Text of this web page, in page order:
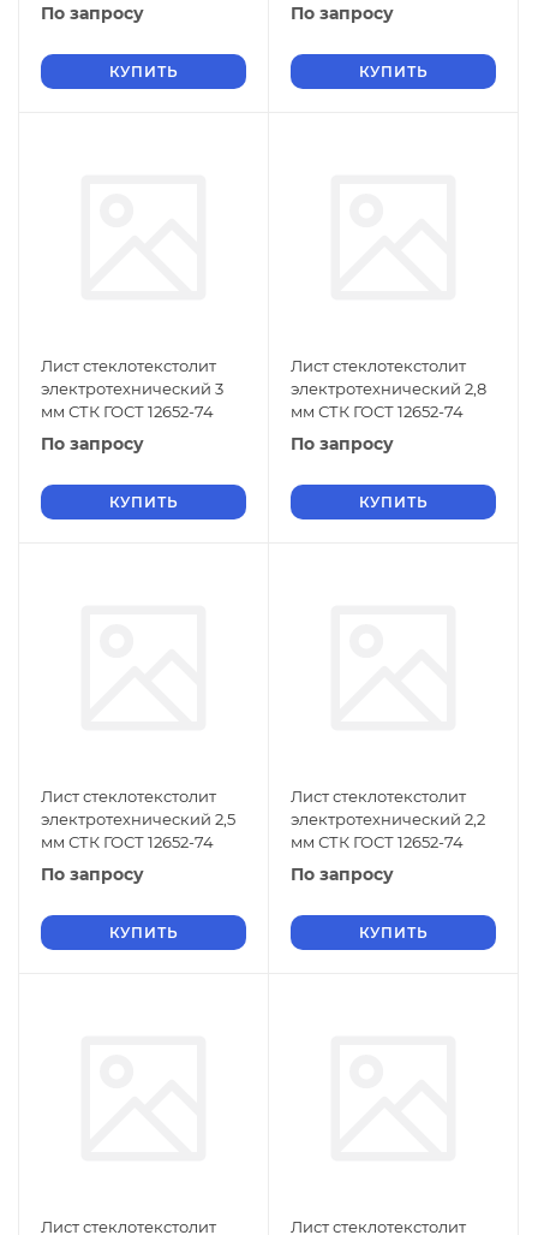
По запросу
КУПИТЬ
По запросу
КУПИТЬ
Лист стеклотекстолит
электротехнический 3
мм СТК ГОСТ 12652-74
По запросу
КУПИТЬ
Лист стеклотекстолит
электротехнический 2,8
мм СТК ГОСТ 12652-74
По запросу
КУПИТЬ
Лист стеклотекстолит
электротехнический 2,5
мм СТК ГОСТ 12652-74
По запросу
КУПИТЬ
Лист стеклотекстолит
электротехнический 2,2
мм СТК ГОСТ 12652-74
По запросу
КУПИТЬ
Лист стеклотекстолит
Лист стеклотекстолит